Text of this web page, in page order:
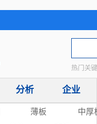
热门关
分析 企业
薄板
中厚